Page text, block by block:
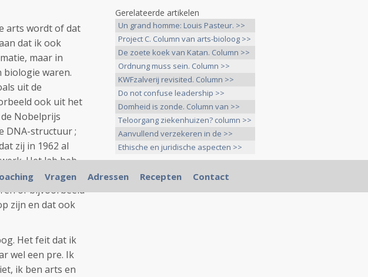
arts wordt of dat
dat ik ook
maar in
biologie waren.
uit de
ook uit het
Nobelprijs
DNA-structuur ;
zij in 1962 al
Het lab heb
30 jaar als
of bijvoorbeeld
zijn en dat ook
Het feit dat ik
wel een pre. Ik
ik ben arts en
Gerelateerde artikelen
Un grand homme: Louis Pasteur. >>
Project C. Column van arts-bioloog >>
De zoete koek van Katan. Column >>
Ordnung muss sein. Column >>
KWFzalverij revisited. Column >>
Do not confuse leadership >>
Domheid is zonde. Column van >>
Teloorgang ziekenhuizen? column >>
Aanvullend verzekeren in de >>
Ethische en juridische aspecten >>
Vragen Adressen Recepten Contact